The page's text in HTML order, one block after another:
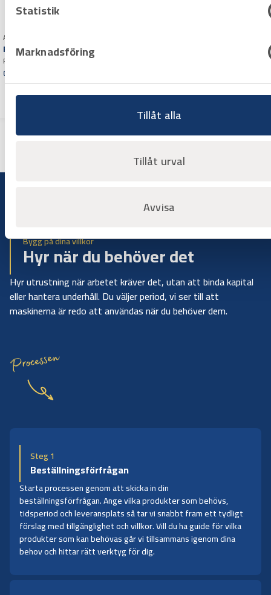
Statistik
Marknadsföring
Tillåt alla
Tillåt urval
Avvisa
Art.nr H1000953
Rörkap Rems Cento RF set
REMS Cento RF Set.
Rörkapningsmaskin speciellt
framtagen för snabb, rätvinklig
kapning av svetsade Varuko
Bygg på dina villkor
Hyr när du behöver det
Hyr utrustning när arbetet kräver det, utan att binda kapital
eller hantera underhåll. Du väljer period, vi ser till att
maskinerna är redo att användas när du behöver dem.
Processen
Steg 1
Beställningsförfrågan
Starta processen genom att skicka in din
beställningsförfrågan. Ange vilka produkter som behövs,
tidsperiod och leveransplats så tar vi snabbt fram ett tydligt
förslag med tillgänglighet och villkor. Vill du ha guide för vilka
produkter som kan behövas går vi tillsammans igenom dina
behov och hittar rätt verktyg för dig.